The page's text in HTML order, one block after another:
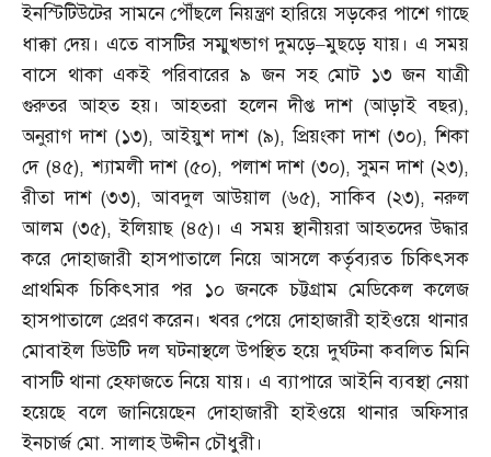
ইনস্টিটিউটের সামনে পৌঁছলে নিয়ন্ত্রণ হারিয়ে সড়কের পাশে গাছে
ধাক্কা দেয়। এতে বাসটির সম্মুখভাগ দুমড়ে–মুছড়ে যায়। এ সময়
বাসে থাকা একই পরিবারের ৯ জন সহ মোট ১৩ জন যাত্রী
গুরুতর আহত হয়। আহতরা হলেন দীপ্ত দাশ (আড়াই বছর),
অনুরাগ দাশ (১৩),আইয়ুশ দাশ (৯),প্রিয়ংকা দাশ (৩০),শিকা
দে (৪৫),শ্যামলী দাশ (৫০), পলাশ দাশ (৩০),সুমন দাশ (২৩),
রীতা দাশ (৩৩),আবদুল আউয়াল (৬৫),সাকিব (২৩),নরুল
আলম (৩৫),ইলিয়াছ (৪৫)। এ সময় স্থানীয়রা আহতদের উদ্ধার
করে দোহাজারী হাসপাতালে নিয়ে আসলে কর্তৃব্যরত চিকিৎসক
প্রাথমিক চিকিৎসার পর ১০ জনকে চট্টগ্রাম মেডিকেল কলেজ
হাসপাতালে প্রেরণ করেন। খবর পেয়ে দোহাজারী হাইওয়ে থানার
মোবাইল ডিউটি দল ঘটনাস্থলে উপস্থিত হয়ে দুর্ঘটনা কবলিত মিনি
বাসটি থানা হেফাজতে নিয়ে যায়। এ ব্যাপারে আইনি ব্যবস্থা নেয়া
হয়েছে বলে জানিয়েছেন দোহাজারী হাইওয়ে থানার অফিসার
ইনচার্জ মো.সালাহ উদ্দীন চৌধুরী।